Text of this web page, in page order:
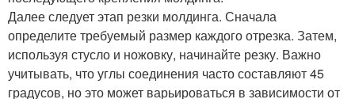
Далее следует этап резки молдинга. Сначала
определите требуемый размер каждого отрезка. Затем,
используя стусло и ножовку, начинайте резку. Важно
учитывать, что углы соединения часто составляют 45
градусов, но это может варьироваться в зависимости от